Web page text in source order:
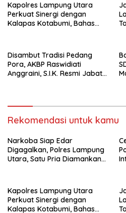
Kapolres Lampung Utara
Perkuat Sinergi dengan
Kalapas Kotabumi, Bahas
Disambut Tradisi Pedang
Pora, AKBP Raswidiati
Anggraini, S.I.K. Resmi Jabat
Rekomendasi untuk kamu
Narkoba Siap Edar
Digagalkan, Polres Lampung
Utara, Satu Pria Diamankan
Kapolres Lampung Utara
Perkuat Sinergi dengan
Kalapas Kotabumi, Bahas